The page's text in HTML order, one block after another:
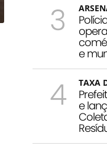
3
e
4 TAXA
e